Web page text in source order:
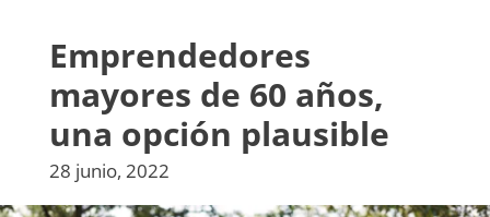
Emprendedores
mayores de 60 años,
una opción plausible
28 junio, 2022